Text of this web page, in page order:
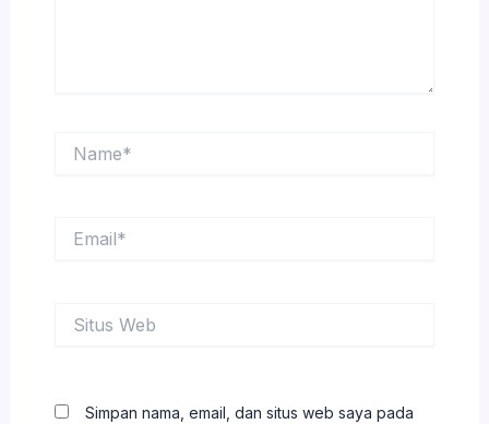
Web
Simpan nama, email, dan situs web saya pada